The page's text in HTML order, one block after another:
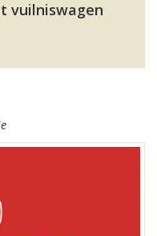
vuilniswagen